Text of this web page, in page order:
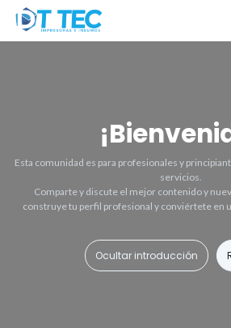
Ir al contenido
Esta comunidad es para profesionales y
servicios.
Comparte y discute el mejor contenido y
construye tu perfil profesional y conviértete en
Ocultar introducción